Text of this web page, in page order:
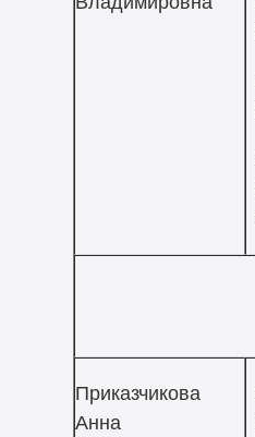
Приказчикова
Анна